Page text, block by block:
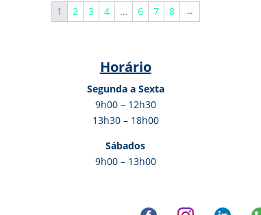
1 2 3 4 … 6 7 8 →
Horário
Segunda a Sexta
9h00 – 12h30
13h30 – 18h00
Sábados
9h00 – 13h00